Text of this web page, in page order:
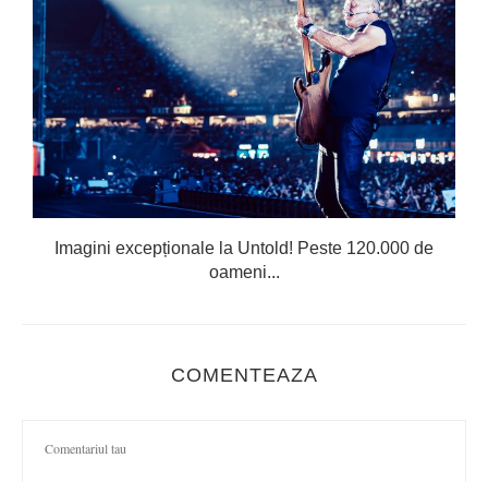
Imagini excepționale la Untold! Peste 120.000 de
oameni...
COMENTEAZA